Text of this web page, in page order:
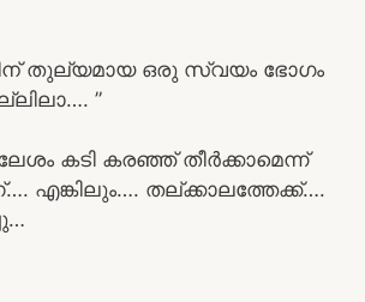
തുല്യമായ ഒരു സ്വയം ഭോഗം
”
കടി കരഞ്ഞ് തീർക്കാമെന്ന്
എങ്കിലും…. തല്ക്കാലത്തേക്ക്….